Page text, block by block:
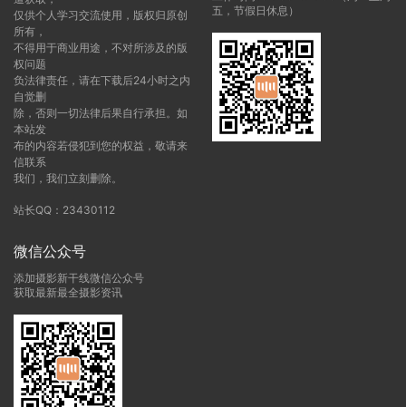
仅供个人学习交流使用，版权归原创
所有，
不得用于商业用途，不对所涉及的版
权问题
负法律责任，请在下载后24小时之内
自觉删
除，否则一切法律后果自行承担。如
本站发
布的内容若侵犯到您的权益，敬请来
信联系
我们，我们立刻删除。
站长QQ：23430112
五，节假日休息）
微信公众号
添加摄影新干线微信公众号
获取最新最全摄影资讯